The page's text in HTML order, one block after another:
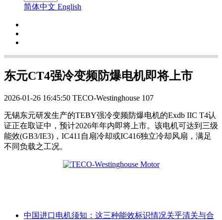
简体中文 English
东元CT4强冷变频防爆电机即将上市
2026-01-26 16:45:50 TECO-Westinghouse 107
无锡东元研发生产的TEBY强冷变频防爆电机的Exdb IIC T4认
证正在取证中，预计2026年年内即将上市。该电机可达到三级
能效(GB3/IE3)，IC411自扇冷却或IC416独立冷却风扇，满足
不同负载之工况。
中国进口电机须知：这三种能效标识情况关乎清关与合